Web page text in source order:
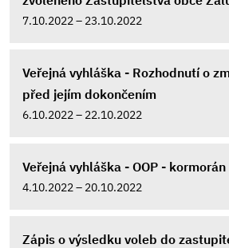
7.10.2022 – 23.10.2022
Veřejná vyhláška - Rozhodnutí o
před jejím dokončením
6.10.2022 – 22.10.2022
Veřejná vyhláška - OOP - kormorán
4.10.2022 – 20.10.2022
Zápis o výsledku voleb do